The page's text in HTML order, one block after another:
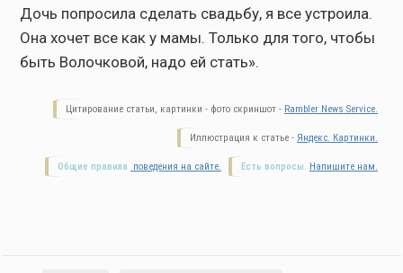
Дочь попросила сделать свадьбу, я все устроила.
Она хочет все как у мамы. Только для того, чтобы
быть Волочковой, надо ей стать».
Цитирование статьи, картинки - фото скриншот - Rambler News Service.
Иллюстрация к статье - Яндекс. Картинки.
Есть вопросы. Напишите нам.
Общие правила поведения на сайте.